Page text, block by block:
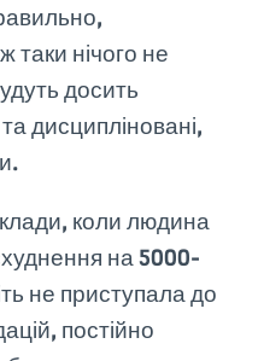
таки нічого не
досить
дисципліновані,
коли людина
на 5000-
не приступала до
постійно